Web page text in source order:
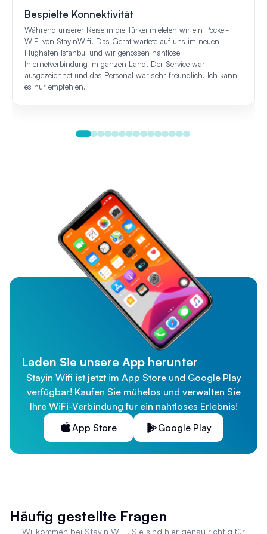
Bespielte Konnektivität
Während unserer Reise in die Türkei mieteten wir ein Pocket-
WiFi von StayInWifi. Das Gerät wartete auf uns im neuen
Flughafen Istanbul und wir genossen nahtlose
Internetverbindung im ganzen Land. Der Service war
ausgezeichnet und das Personal war sehr freundlich. Ich kann
es nur empfehlen.
Laden Sie unsere App herunter
Stayin Wifi ist jetzt im App Store und Google Play
verfügbar! Kaufen Sie mühelos und verwalten Sie
Ihre WiFi-Verbindung für ein nahtloses Erlebnis!
App Store
Google Play
Häufig gestellte Fragen
Willkommen bei Stayin WiFi! Sie sind hier genau richtig für